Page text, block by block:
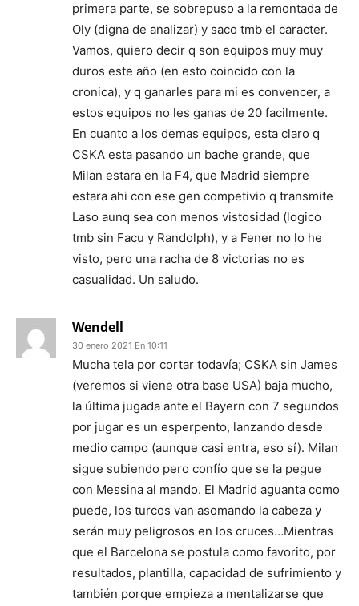
primera parte, se sobrepuso a la remontada de
Oly (digna de analizar) y saco tmb el caracter.
Vamos, quiero decir q son equipos muy muy
duros este año (en esto coincido con la
cronica), y q ganarles para mi es convencer, a
estos equipos no les ganas de 20 facilmente.
En cuanto a los demas equipos, esta claro q
CSKA esta pasando un bache grande, que
Milan estara en la F4, que Madrid siempre
estara ahi con ese gen competivio q transmite
Laso aunq sea con menos vistosidad (logico
tmb sin Facu y Randolph), y a Fener no lo he
visto, pero una racha de 8 victorias no es
casualidad. Un saludo.
Wendell
30 enero 2021 En 10:11
Mucha tela por cortar todavía; CSKA sin James
(veremos si viene otra base USA) baja mucho,
la última jugada ante el Bayern con 7 segundos
por jugar es un esperpento, lanzando desde
medio campo (aunque casi entra, eso sí). Milan
sigue subiendo pero confío que se la pegue
con Messina al mando. El Madrid aguanta como
puede, los turcos van asomando la cabeza y
serán muy peligrosos en los cruces…Mientras
que el Barcelona se postula como favorito, por
resultados, plantilla, capacidad de sufrimiento y
también porque empieza a mentalizarse que